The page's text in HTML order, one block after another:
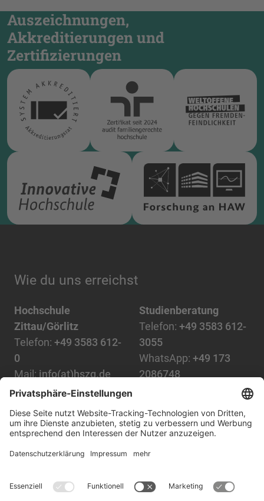
Auszeichnungen,
Akkreditierungen und
Zertifizierungen
Wie du uns erreichst
Hochschule
Zittau/Görlitz
Telefon: +49 3583 612-
0
Mail: info(at)hszg.de
Studienberatung
Telefon: +49 3583 612-
3055
WhatsApp: +49 173
2086748
Alle StudiengängeDatenschutz
ImpressumBarrierefreiheitPresse